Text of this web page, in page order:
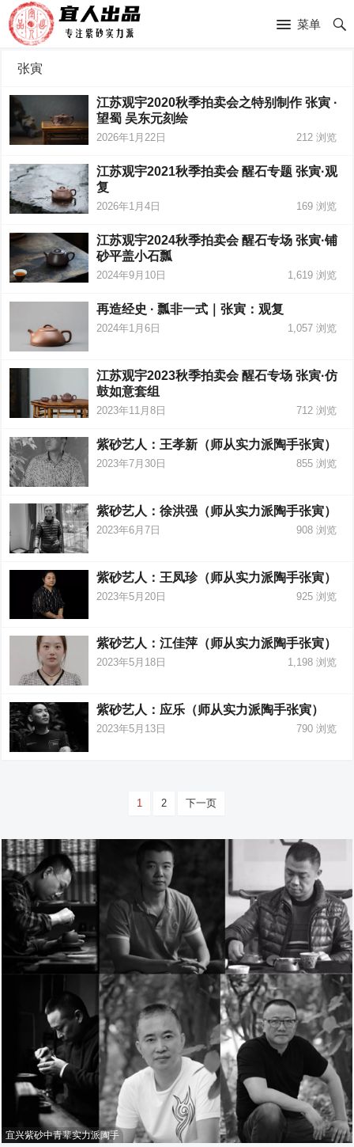
菜单
张寅
江苏观宇2020秋季拍卖会之特别制作 张寅 ·
望蜀 吴东元刻绘
2026年1月22日 212浏览
江苏观宇2021秋季拍卖会 醒石专题 张寅·观
复
2026年1月4日 169浏览
江苏观宇2024秋季拍卖会 醒石专场 张寅·铺
砂平盖小石瓢
2024年9月10日 1,619浏览
再造经史 · 瓢非一式｜张寅：观复
2024年1月6日 1,057浏览
江苏观宇2023秋季拍卖会 醒石专场 张寅·仿
鼓如意套组
2023年11月8日 712浏览
紫砂艺人：王孝新（师从实力派陶手张寅）
2023年7月30日 855浏览
紫砂艺人：徐洪强（师从实力派陶手张寅）
2023年6月7日 908浏览
紫砂艺人：王凤珍（师从实力派陶手张寅）
2023年5月20日 925浏览
紫砂艺人：江佳萍（师从实力派陶手张寅）
2023年5月18日 1,198浏览
紫砂艺人：应乐（师从实力派陶手张寅）
2023年5月13日 790浏览
分
页
1 2 下一页
宜兴紫砂中青辈实力派陶手